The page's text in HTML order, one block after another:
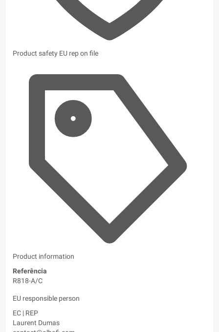
Product safety EU rep on file
Product information
Referência
R818-A/C
EU responsible person
EC | REP
Laurent Dumas